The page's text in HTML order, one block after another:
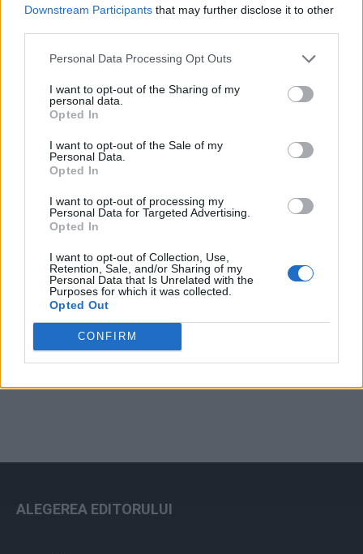
Downstream Participants that may further disclose it to other
Personal Data Processing Opt Outs
I want to opt-out of the Sharing of my
personal data.
Opted In
I want to opt-out of the Sale of my
Personal Data.
Opted In
I want to opt-out of processing my
Personal Data for Targeted Advertising.
Opted In
I want to opt-out of Collection, Use,
Retention, Sale, and/or Sharing of my
Personal Data that Is Unrelated with the
Purposes for which it was collected.
Opted Out
CONFIRM
Partidul Patrioților (Surugiu)
FAR (Coarnă)
România pe Primul Loc (Ponta)
Altul
Arată rezultatele
ad
ALEGEREA EDITORULUI